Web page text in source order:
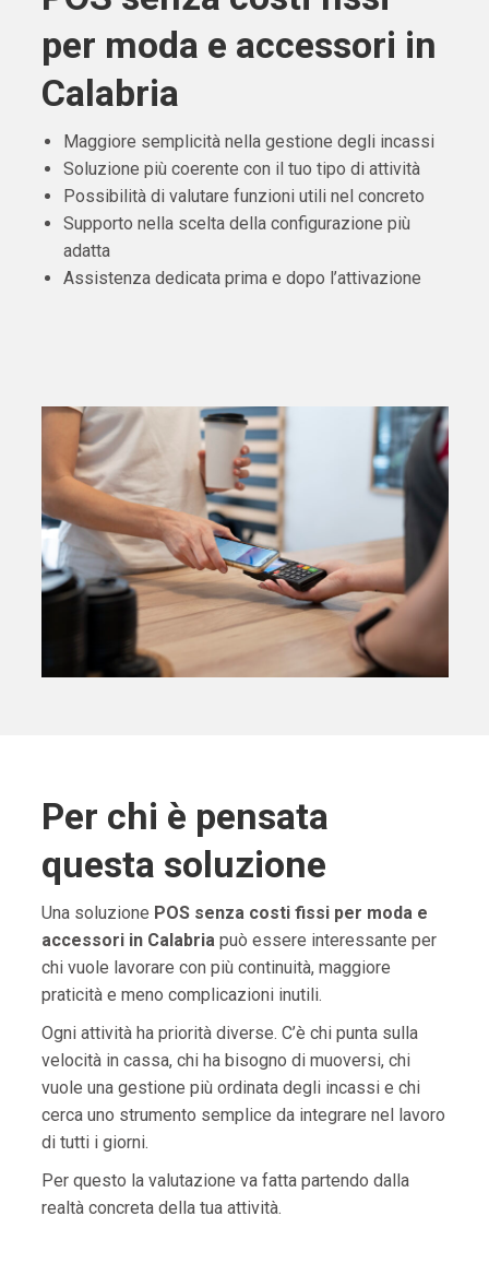
per moda e accessori in
Calabria
Maggiore semplicità nella gestione degli incassi
Soluzione più coerente con il tuo tipo di attività
Possibilità di valutare funzioni utili nel concreto
Supporto nella scelta della configurazione più
adatta
Assistenza dedicata prima e dopo l’attivazione
Per chi è pensata
questa soluzione
Una soluzione POS senza costi fissi per moda e
accessori in Calabriapuò essere interessante per
chi vuole lavorare con più continuità, maggiore
praticità e meno complicazioni inutili.
Ogni attività ha priorità diverse. C’è chi punta sulla
velocità in cassa, chi ha bisogno di muoversi, chi
vuole una gestione più ordinata degli incassi e chi
cerca uno strumento semplice da integrare nel lavoro
di tutti i giorni.
Per questo la valutazione va fatta partendo dalla
realtà concreta della tua attività.